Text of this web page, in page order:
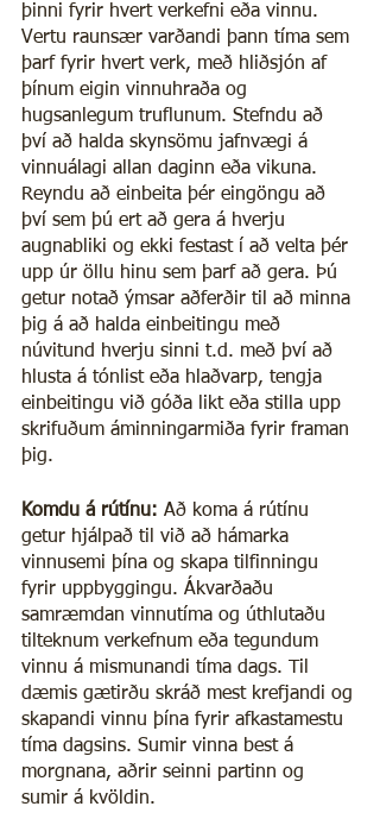
þinni fyrir hvert verkefni eða vinnu.
Vertu raunsær varðandi þann tíma sem
þarf fyrir hvert verk, með hliðsjón af
þínum eigin vinnuhraða og
hugsanlegum truflunum. Stefndu að
því að halda skynsömu jafnvægi á
vinnuálagi allan daginn eða vikuna.
Reyndu að einbeita þér eingöngu að
því sem þú ert að gera á hverju
augnabliki og ekki festast í að velta þér
upp úr öllu hinu sem þarf að gera. Þú
getur notað ýmsar aðferðir til að minna
þig á að halda einbeitingu með
núvitund hverju sinni t.d. með því að
hlusta á tónlist eða hlaðvarp, tengja
einbeitingu við góða likt eða stilla upp
skrifuðum áminningarmiða fyrir framan
þig.
Komdu á rútínu: Að koma á rútínu
getur hjálpað til við að hámarka
vinnusemi þína og skapa tilfinningu
fyrir uppbyggingu. Ákvarðaðu
samræmdan vinnutíma og úthlutaðu
tilteknum verkefnum eða tegundum
vinnu á mismunandi tíma dags. Til
dæmis gætirðu skráð mest krefjandi og
skapandi vinnu þína fyrir afkastamestu
tíma dagsins. Sumir vinna best á
morgnana, aðrir seinni partinn og
sumir á kvöldin.